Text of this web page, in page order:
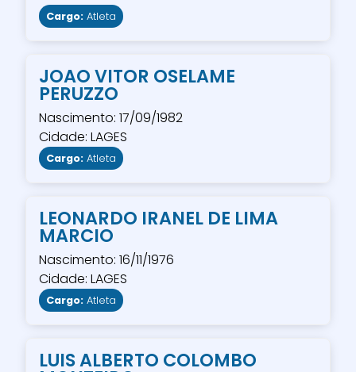
Cargo: Atleta
JOAO VITOR OSELAME
PERUZZO
Nascimento: 17/09/1982
Cidade: LAGES
Cargo: Atleta
LEONARDO IRANEL DE LIMA
MARCIO
Nascimento: 16/11/1976
Cidade: LAGES
Cargo: Atleta
LUIS ALBERTO COLOMBO